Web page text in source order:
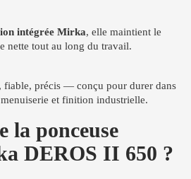
intégrée Mirka, elle maintient le
nette tout au long du travail.
, fiable, précis — conçu pour durer dans
et finition industrielle.
la ponceuse
DEROS II 650 ?